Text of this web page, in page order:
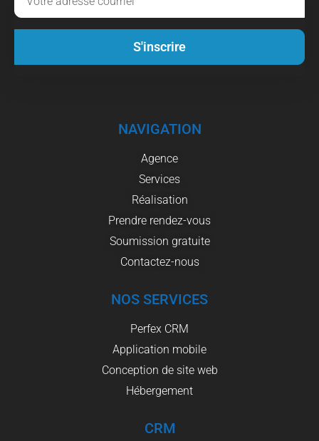
S'inscrire
NAVIGATION
Agence
Services
Réalisation
Prendre rendez-vous
Soumission gratuite
Contactez-nous
NOS SERVICES
Perfex CRM
Application mobile
Conception de site web
Hébergement
CRM